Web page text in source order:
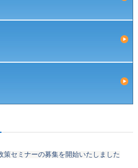
策セミナーの募集を開始いたしました